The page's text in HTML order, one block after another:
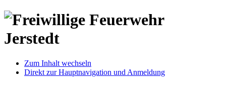
Zum Inhalt wechseln
Direkt zur Hauptnavigation und Anmeldung